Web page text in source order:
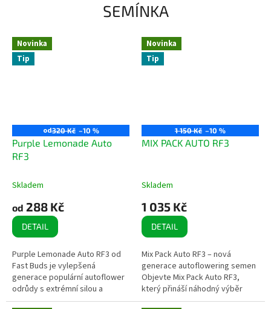
SEMÍNKA
Novinka
Tip
od320 Kč –10 %
Purple Lemonade Auto
RF3
Skladem
od 288 Kč
DETAIL
Purple Lemonade Auto RF3 od
Fast Buds je vylepšená
generace populární autoflower
odrůdy s extrémní silou a
výrazným terpenovým profilem.
Novinka
Tip
1 150 Kč –10 %
MIX PACK AUTO RF3
Skladem
1 035 Kč
DETAIL
Mix Pack Auto RF3 – nová
generace autoflowering semen
Objevte Mix Pack Auto RF3,
který přináší náhodný výběr
nejnovějších samonakvétacích